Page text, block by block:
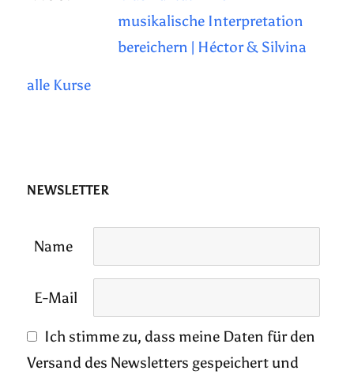
musikalische Interpretation
bereichern | Héctor & Silvina
alle Kurse
NEWSLETTER
Name
E-Mail
Ich stimme zu, dass meine Daten für den
Versand des Newsletters gespeichert und